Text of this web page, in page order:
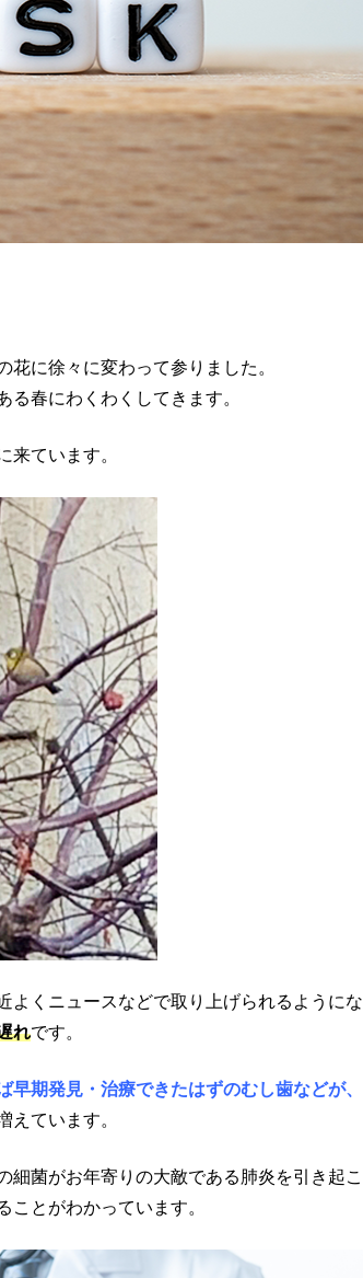
に徐々に変わって参りました。
る春にわくわくしてきます。
来ています。
よくニュースなどで取り上げられるようにな
れです。
早期発見・治療できたはずのむし歯などが、
えています。
菌がお年寄りの大敵である肺炎を引き起こ
ことがわかっています。